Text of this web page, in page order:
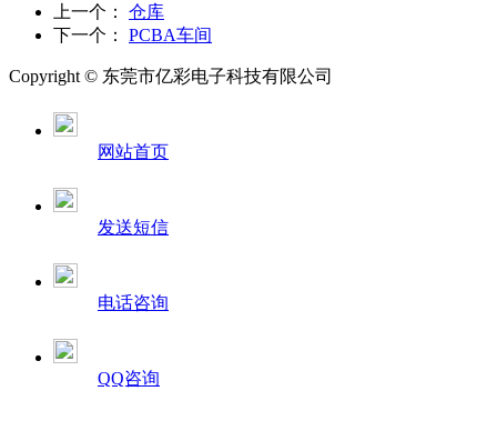
上一个： 仓库
下一个： PCBA车间
Copyright © 东莞市亿彩电子科技有限公司
网站首页
发送短信
电话咨询
QQ咨询